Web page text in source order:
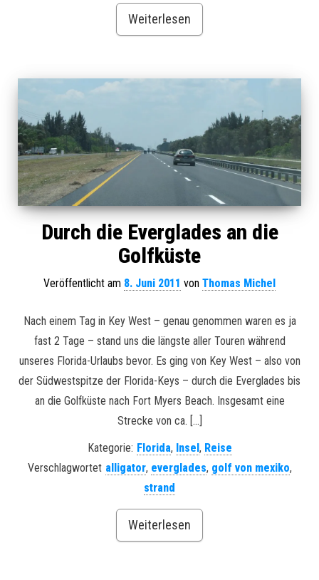
Weiterlesen
Durch die Everglades an die
Golfküste
Veröffentlicht am 8. Juni 2011 von Thomas Michel
Nach einem Tag in Key West – genau genommen waren es ja
fast 2 Tage – stand uns die längste aller Touren während
unseres Florida-Urlaubs bevor. Es ging von Key West – also von
der Südwestspitze der Florida-Keys – durch die Everglades bis
an die Golfküste nach Fort Myers Beach. Insgesamt eine
Strecke von ca. […]
Kategorie: Florida, Insel, Reise
Verschlagwortet alligator, everglades, golf von mexiko,
strand
Weiterlesen